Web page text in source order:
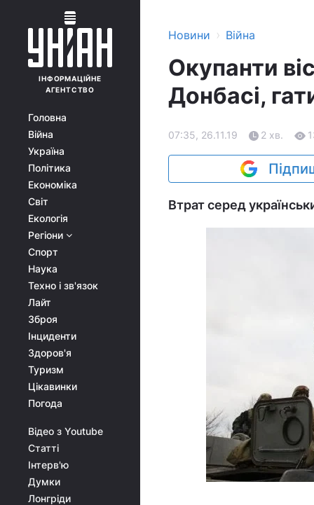
ІНФОРМАЦІЙНЕ
АГЕНТСТВО
Головна
Війна
Україна
Політика
Економіка
Світ
Екологія
Регіони
Спорт
Наука
Техно і зв'язок
Лайт
Зброя
Інциденти
Здоров'я
Туризм
Цікавинки
Погода
Відео з Youtube
Статті
Інтерв'ю
Думки
Лонгріди
Новини › Війна
Окупанти
Донбасі,
07:35, 26.11.19 2 хв.
Втрат серед